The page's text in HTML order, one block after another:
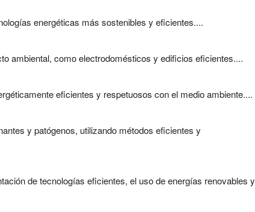
energéticas más sostenibles y eficientes....
ambiental, como electrodomésticos y edificios eficientes....
eficientes y respetuosos con el medio ambiente....
y patógenos, utilizando métodos eficientes y
de tecnologías eficientes, el uso de energías renovables y